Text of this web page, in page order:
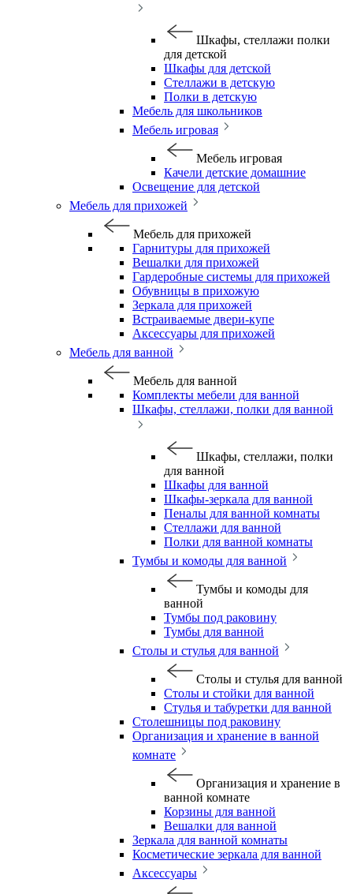
Шкафы, стеллажи полки
для детской
Шкафы для детской
Стеллажи в детскую
Полки в детскую
Мебель для школьников
Мебель игровая
Мебель игровая
Качели детские домашние
Освещение для детской
Мебель для прихожей
Мебель для прихожей
Гарнитуры для прихожей
Вешалки для прихожей
Гардеробные системы для прихожей
Обувницы в прихожую
Зеркала для прихожей
Встраиваемые двери-купе
Аксессуары для прихожей
Мебель для ванной
Мебель для ванной
Комплекты мебели для ванной
Шкафы, стеллажи, полки для ванной
Шкафы, стеллажи, полки
для ванной
Шкафы для ванной
Шкафы-зеркала для ванной
Пеналы для ванной комнаты
Стеллажи для ванной
Полки для ванной комнаты
Тумбы и комоды для ванной
Тумбы и комоды для
ванной
Тумбы под раковину
Тумбы для ванной
Столы и стулья для ванной
Столы и стулья для ванной
Столы и стойки для ванной
Стулья и табуретки для ванной
Столешницы под раковину
Организация и хранение в ванной
комнате
Организация и хранение в
ванной комнате
Корзины для ванной
Вешалки для ванной
Зеркала для ванной комнаты
Косметические зеркала для ванной
Аксессуары